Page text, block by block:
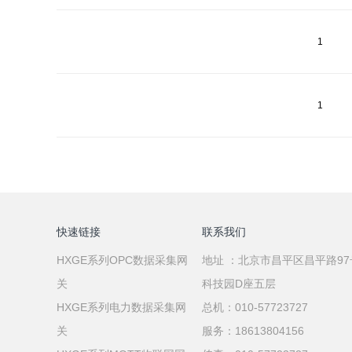
1
1
快速链接
HXGE系列OPC数据采集网
关
HXGE系列电力数据采集网
关
联系我们
地址 ：北京市昌平区昌平路97
科技园D座五层
总机：010-57723727
服务：18613804156